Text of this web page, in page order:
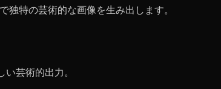
特の芸術的な画像を生み出します。
い芸術的出力。